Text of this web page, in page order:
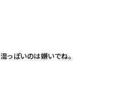
湿っぽいのは嫌いでね。